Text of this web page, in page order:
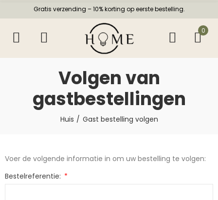
Gratis verzending – 10% korting op eerste bestelling.
0
Volgen van
gastbestellingen
Huis Gast bestelling volgen
Voer de volgende informatie in om uw bestelling te volgen:
Bestelreferentie: